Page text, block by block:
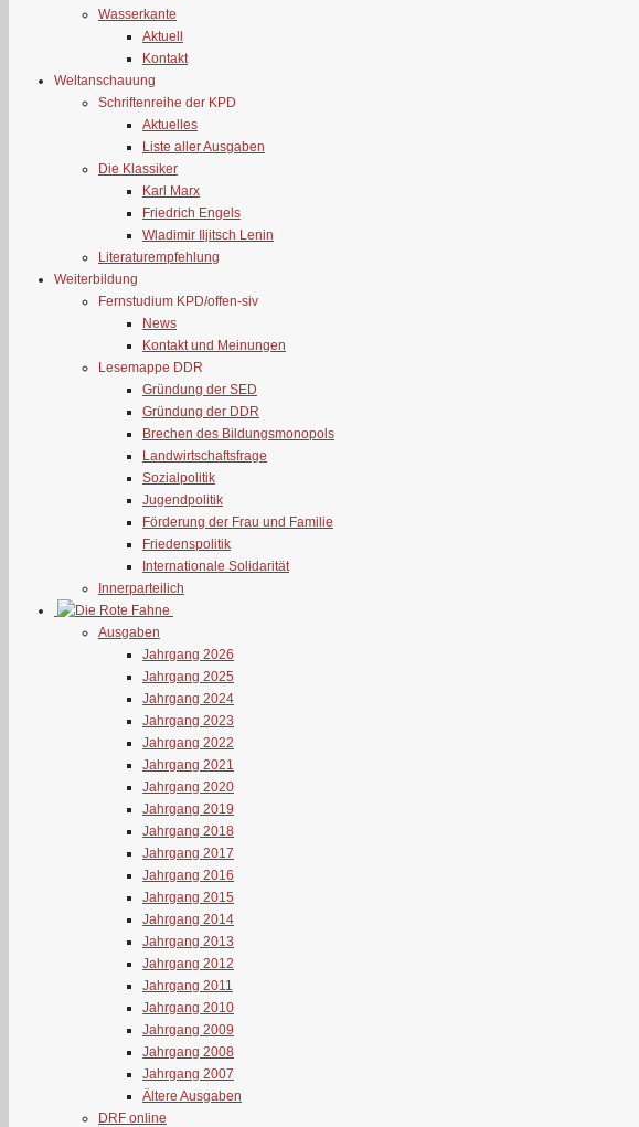
Wasserkante
Aktuell
Kontakt
Weltanschauung
Schriftenreihe der KPD
Aktuelles
Liste aller Ausgaben
Die Klassiker
Karl Marx
Friedrich Engels
Wladimir Iljitsch Lenin
Literaturempfehlung
Weiterbildung
Fernstudium KPD/offen-siv
News
Kontakt und Meinungen
Lesemappe DDR
Gründung der SED
Gründung der DDR
Brechen des Bildungsmonopols
Landwirtschaftsfrage
Sozialpolitik
Jugendpolitik
Förderung der Frau und Familie
Friedenspolitik
Internationale Solidarität
Innerparteilich
Ausgaben
Jahrgang 2026
Jahrgang 2025
Jahrgang 2024
Jahrgang 2023
Jahrgang 2022
Jahrgang 2021
Jahrgang 2020
Jahrgang 2019
Jahrgang 2018
Jahrgang 2017
Jahrgang 2016
Jahrgang 2015
Jahrgang 2014
Jahrgang 2013
Jahrgang 2012
Jahrgang 2011
Jahrgang 2010
Jahrgang 2009
Jahrgang 2008
Jahrgang 2007
Ältere Ausgaben
DRF online